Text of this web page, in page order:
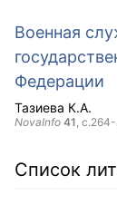
Военная
Федерации
Тазиева К.А.
NovaInfo 41,
Список